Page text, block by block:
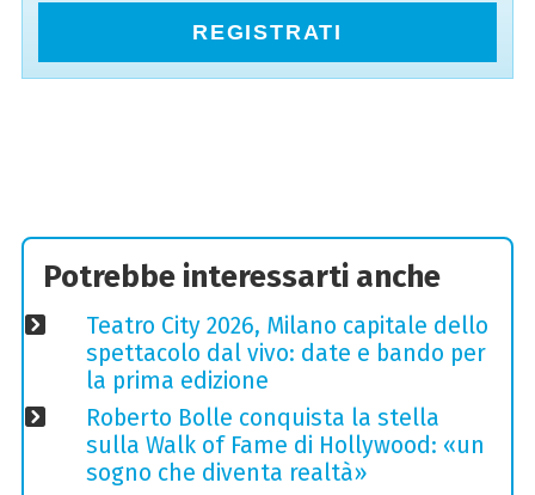
REGISTRATI
Potrebbe interessarti anche
Teatro City 2026, Milano capitale dello
spettacolo dal vivo: date e bando per
la prima edizione
Roberto Bolle conquista la stella
sulla Walk of Fame di Hollywood: «un
sogno che diventa realtà»